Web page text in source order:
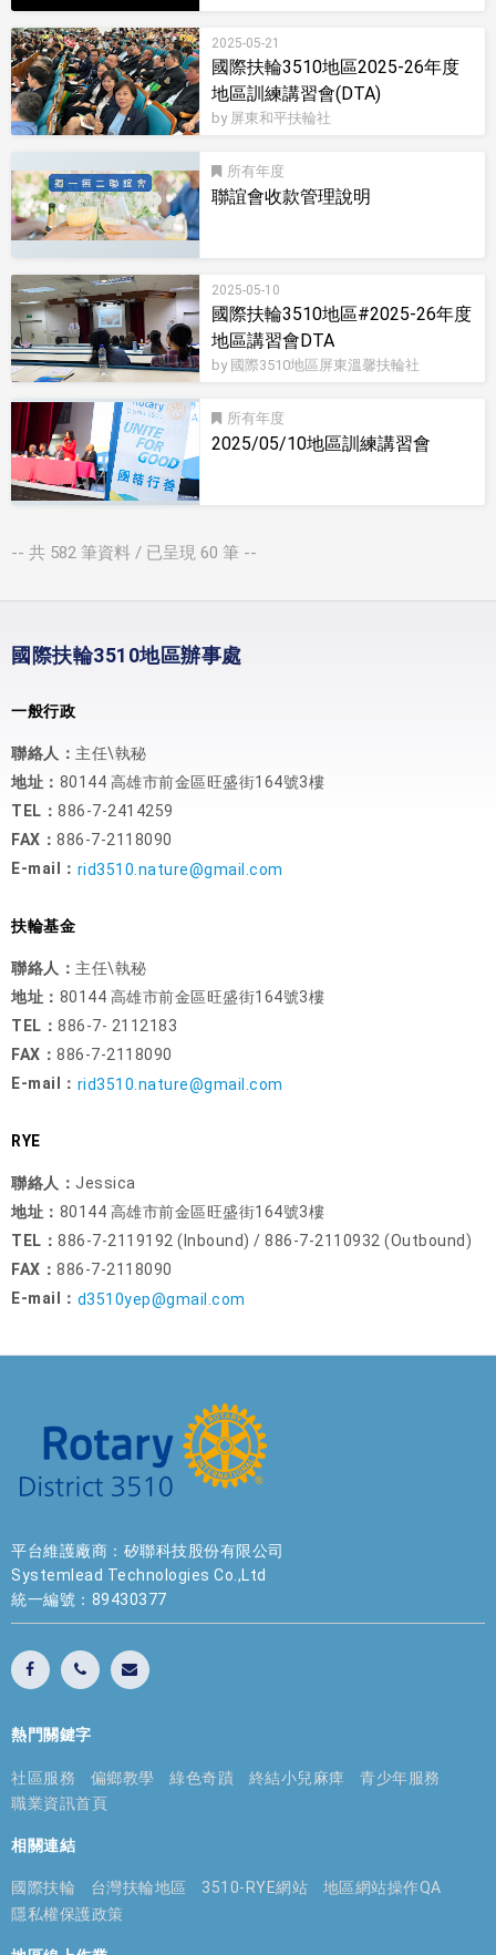
影音型錄
2025-05-21
國際扶輪3510地區2025-26年度
地區訓練講習會(DTA)
by 屏東和平扶輪社
所有
聯誼會收款管理說明
2025-05-10
國際扶輪3510地區#2025-26年度
地區講習會DTA
by 國際3510地區屏東溫馨扶輪社
所有
2025/05/10地區訓練講習會
-- 共 582 筆資料 / 已呈現 60 筆 --
國際扶輪3510地區辦事處
一般行政
聯絡人： 主任\執秘
地址： 80144 高雄市前金區旺盛街164號3樓
TEL： 886-7-2414259
FAX： 886-7-2118090
E-mail： rid3510.nature@gmail.com
扶輪基金
聯絡人： 主任\執秘
地址： 80144 高雄市前金區旺盛街164號3樓
TEL： 886-7- 2112183
FAX： 886-7-2118090
E-mail： rid3510.nature@gmail.com
RYE
聯絡人： Jessica
地址： 80144 高雄市前金區旺盛街164號3樓
TEL： 886-7-2119192 (Inbound) / 886-7-2110932 (Outbound)
FAX： 886-7-2118090
E-mail： d3510yep@gmail.com
平台維護廠商：矽聯科技股份有限公司
Systemlead Technologies Co.,Ltd
統一編號：89430377
熱門關鍵字
社區服務 偏鄉教學 綠色奇蹟 終結小兒麻痺
青少年服務
職業資訊首頁
相關連結
國際扶輪 台灣扶輪地區 3510-RYE網站
地區網站操作QA
隱私權保護政策